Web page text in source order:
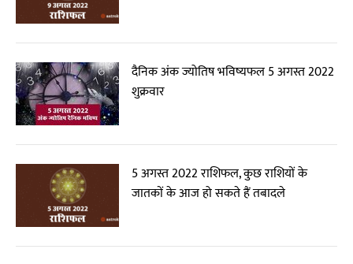
दैनिक अंक ज्योतिष भविष्यफल 5 अगस्त 2022
शुक्रवार
5 अगस्त 2022 राशिफल, कुछ राशियों के
जातकों के आज हो सकते हैं तबादले